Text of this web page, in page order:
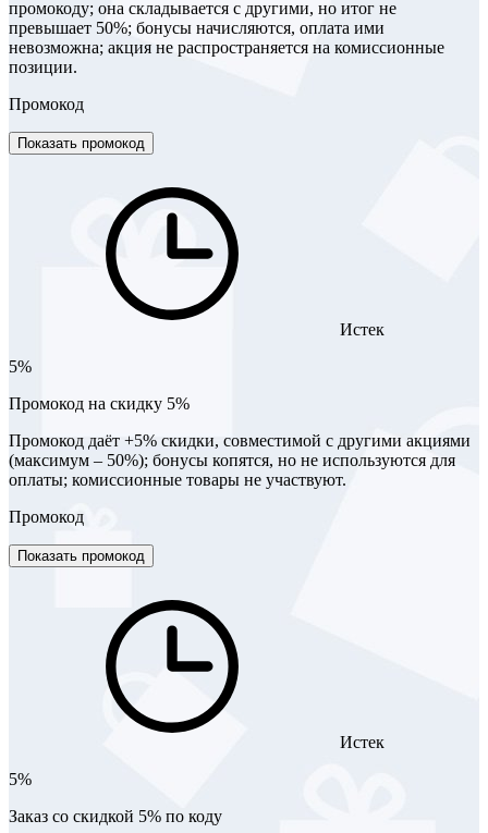
промокоду; она складывается с другими, но итог не
превышает 50%; бонусы начисляются, оплата ими
невозможна; акция не распространяется на комиссионные
позиции.
Промокод
Показать промокод
Истек
5%
Промокод на скидку 5%
Промокод даёт +5% скидки, совместимой с другими акциями
(максимум – 50%); бонусы копятся, но не используются для
оплаты; комиссионные товары не участвуют.
Промокод
Показать промокод
Истек
5%
Заказ со скидкой 5% по коду